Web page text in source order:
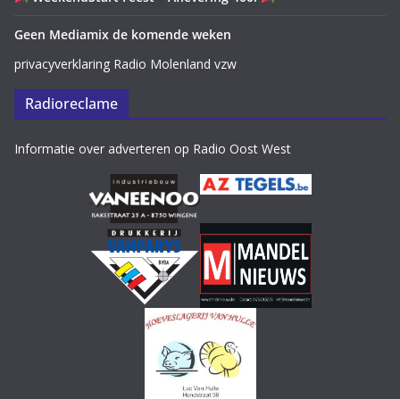
Geen Mediamix de komende weken
privacyverklaring Radio Molenland vzw
Radioreclame
Informatie over adverteren op Radio Oost West